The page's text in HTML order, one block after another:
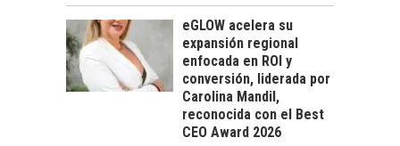
eGLOW acelera su
expansión regional
enfocada en ROI y
conversión, liderada por
Carolina Mandil,
reconocida con el Best
CEO Award 2026